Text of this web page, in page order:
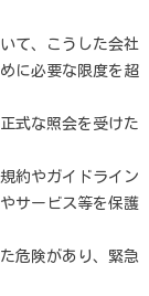
て、こうした会社
に必要な限度を超
式な照会を受けた
約やガイドライン
サービス等を保護
危険があり、緊急